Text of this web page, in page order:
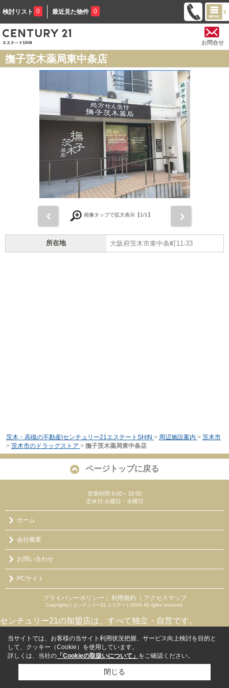
検討リスト 0 最近見た物件 0
お問合せ
撫子茨木薬局東中条店
画像タップで拡大表示【1/1】
所在地 大阪府茨木市東中条町11-33
茨木・高槻の不動産|センチュリー21エステートSHIN > 周辺施設案内 > 茨木市
> 茨木市のドラッグストア > 撫子茨木薬局東中条店
ページトップに戻る
営業時間:9:00～18:00
定休日:火曜日・水曜日
ホーム
会社概要
お問い合わせ
PCサイト
プライバシーポリシー ｜ 利用規約 ｜アクセスマップ
Copyright(c) センチュリー21 エステートSHIN All rights reserved.
センチュリー21の加盟店は、すべて独立・自営です。
当サイトでは、お客様の当サイト利用状況把握、サービス向上検討を目的と
して、クッキー（Cookie）を使用しています。
詳しくは、当社の 「Cookieの取扱いについて」 をご確認ください。
閉じる